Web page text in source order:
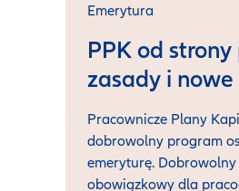
Emerytura
PPK od
zasady i
Pracownicze Plany
dobrowolny program
emeryturę.
obowiązkowy dla